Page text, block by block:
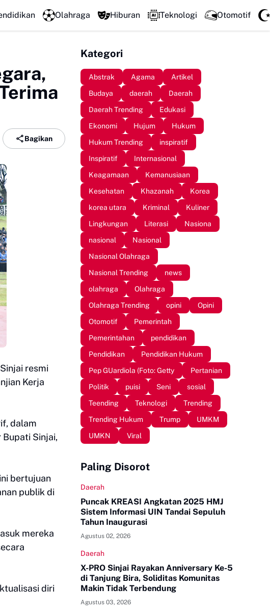
Perkuat Kolaborasi Pengembangan Pariwisata Berkelanjutan, Bupati Sinjai
Olahraga Hiburan Teknologi Otomotif
Bagikan
resmi
Kerja
dalam
Sinjai,
bertujuan
publik di
mereka
diri
Kategori
Abstrak Agama
Artikel
Budaya
daerah
Daerah
Daerah Trending
Edukasi
Ekonomi
Hujum
Hukum
Hukum Trending
inspiratif
Inspiratif
Internasional
Keagamaan
Kemanusiaan
Kesehatan
Khazanah
Korea
korea utara
Kriminal
Kuliner
Lingkungan
Literasi
Nasiona
nasional
Nasional
Nasional Olahraga
Nasional Trending
news
olahraga
Olahraga
Olahraga Trending
opini
Opini
Otomotif
Pemerintah
Pemerintahan
pendidikan
Pendidikan
Pendidikan Hukum
Pep GUardiola (Foto: Getty
Pertanian
Politik
puisi Seni
sosial
Teending
Teknologi
Trending
Trending Hukum
Trump
UMKM
UMKN
Viral
Paling Disorot
Daerah
Puncak KREASI Angkatan 2025 HMJ
Sistem Informasi UIN Tandai Sepuluh
Tahun Inaugurasi
Agustus 02, 2026
Daerah
X-PRO Sinjai Rayakan Anniversary Ke-5
di Tanjung Bira, Soliditas Komunitas
Makin Tidak Terbendung
Agustus 03, 2026